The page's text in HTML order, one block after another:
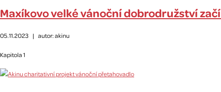
Maxíkovo velké vánoční dobrodružství
05.11.2023 | autor: akinu
Kapitola 1